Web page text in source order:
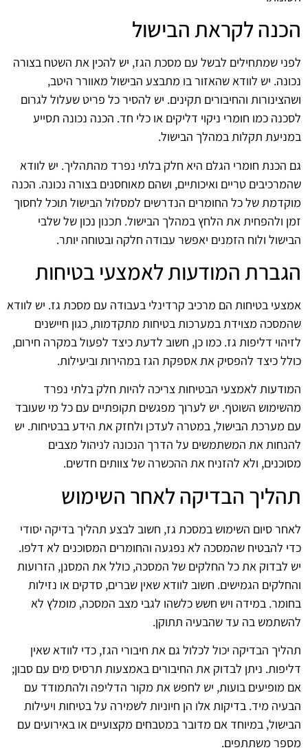
הכנה לקראת הבישול
לפני שמתחילים לבשל עם מסכת הגז, יש להכין את השטח בצורה
נכונה. יש לוודא שהאזור בו מתבצע הבישול מאוורר היטב,
ושהצינורות והחיבורים תקינים. יש להסיר כל פריט שעלול לגרום
לסכנה כמו חומרי ניקוי דליקים או כלי חד. הכנה נכונה תסייע
במניעת תקלות במהלך הבישול.
גם הכנת חומרי הגלם היא חלק בלתי נפרד מהתהליך. יש לוודא
שהמרכיבים טריים ואיכותיים, ושהם מאוחסנים בצורה נכונה. הכנה
מוקדמת של כל החומרים הנדרשים למסלול הבישול תוכל לחסוך
זמן ולהפחית את הלחץ במהלך הבישול. תכנון נכון של שלבי
הבישול ולוח הזמנים יאפשר עבודה חלקה ובטוחה יותר.
הגברת המודעות לאמצעי בטיחות
אמצעי בטיחות הם מרכיב קרדינלי בעבודה עם מסכת גז. יש לוודא
שהמסכה מצוידת במערכות בטיחות מתקדמות, כגון חיישנים
לזיהוי דליפות גז. כמו כן, חשוב לדעת כיצד לפעול במקרה חירום,
כולל כיצד להפסיק את אספקת הגז במהירות וביעילות.
המודעות לאמצעי הבטיחות צריכה להיות חלק בלתי נפרד
מהשימוש השוטף. יש לערוך מפגשים תקופתיים עם כל מי שעובד
עם מערכת הבישול, במטרה לעדכן ולחזק את הידע בבטיחות. יש
להנחות את המשתמשים על הדרך הנכונה לניהול מצבים
מסוכנים, ולא להזניח את ההכשרה של צוותים חדשים.
תהליך הבדיקה לאחר השימוש
לאחר סיום השימוש במסכת גז, חשוב לבצע תהליך בדיקה יסודי
כדי להבטיח שהמסכה לא נפגעה והחומרים המסוכנים לא דלפו.
יש לבדוק את כל החלקים של המסכה, כולל את המסנן, הזרועות
והחלקים הגמישים. חשוב לוודא שאין שברים, סדקים או נזילות
בחומר. במידה ויש חשש כלשהו לגבי מצב המסכה, מומלץ לא
להשתמש בה עד שהבעיה תתוקן.
תהליך הבדיקה יכול לכלול גם את חיבורי הגז, כדי לוודא שאין
דליפות. ניתן לבדוק את החיבורים באמצעות תרסיס מים עם סבון;
אם מופיעים בועות, יש לחפש את מקור הדליפה ולהתמודד עם
הבעיה מיד. בדיקות אלו הן חיוניות לשמירה על בטיחות ויעילות
הבישול, במיוחד אם מדובר במטבחים מקצועיים או באירועים עם
מספר משתתפים.